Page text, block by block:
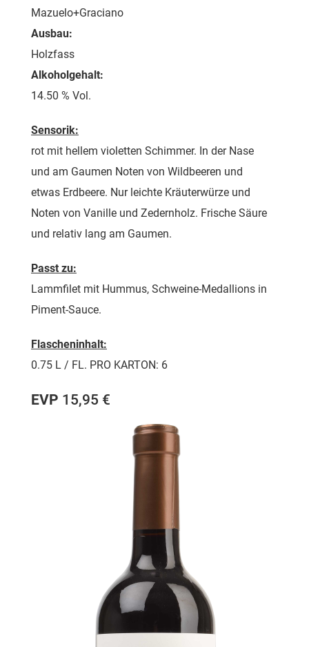
Mazuelo+Graciano
Ausbau:
Holzfass
Alkoholgehalt:
14.50 % Vol.
Sensorik:
rot mit hellem violetten Schimmer. In der Nase
und am Gaumen Noten von Wildbeeren und
etwas Erdbeere. Nur leichte Kräuterwürze und
Noten von Vanille und Zedernholz. Frische Säure
und relativ lang am Gaumen.
Passt zu:
Lammfilet mit Hummus, Schweine-Medallions in
Piment-Sauce.
Flascheninhalt:
0.75 L / FL. PRO KARTON: 6
EVP 15,95 €